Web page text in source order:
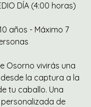
DÍA (4:00 horas)
años - Máximo 7
Osorno vivirás una
la captura a la
tu caballo. Una
de